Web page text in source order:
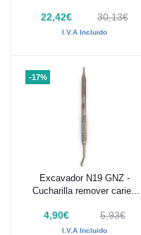
22,42€ 30,13€
I.V.A Incluido
-17%
Añadir al carrito
Excavador N19 GNZ -
Cucharilla remover caries
4,90€ 5,93€
I.V.A Incluido